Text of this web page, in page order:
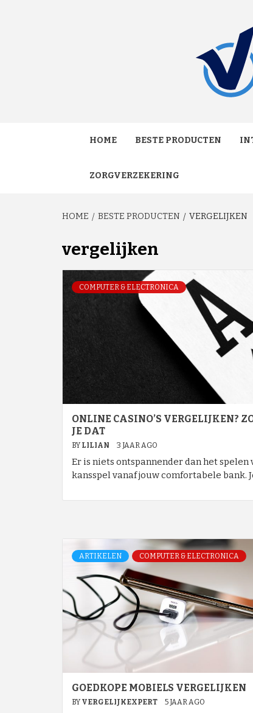
HOME BESTE PRODUCTEN
ZORGVERZEKERING
HOME BESTE PRODUCTEN VERGELIJKEN
vergelijken
COMPUTER & ELECTRONICA
ONLINE CASINO’S VERGELIJKEN?
JE DAT
BY LILIAN 3 JAAR AGO
Er is niets ontspannender dan het spelen
kansspel vanaf jouw comfortabele bank.
ARTIKELEN COMPUTER & ELECTRONICA
GOEDKOPE MOBIELS VERGELIJKEN
BY VERGELIJKEXPERT 5 JAAR AGO